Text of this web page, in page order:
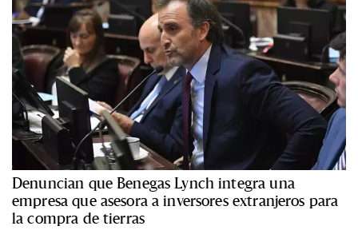
Denuncian que Benegas Lynch integra una
empresa que asesora a inversores extranjeros para
la compra de tierras